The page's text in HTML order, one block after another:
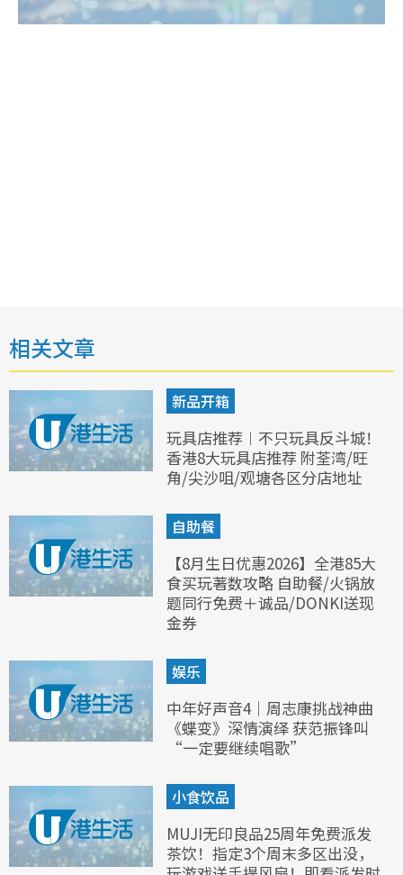
相关文章
新品开箱
玩具店推荐︱不只玩具反斗城！
香港8大玩具店推荐 附荃湾/旺
角/尖沙咀/观塘各区分店地址
自助餐
【8月生日优惠2026】全港85大
食买玩著数攻略 自助餐/火锅放
题同行免费＋诚品/DONKI送现
金券
娱乐
中年好声音4｜周志康挑战神曲
《蝶变》深情演绎 获范振锋叫
“一定要继续唱歌”
小食饮品
MUJI无印良品25周年免费派发
茶饮！指定3个周末多区出没，